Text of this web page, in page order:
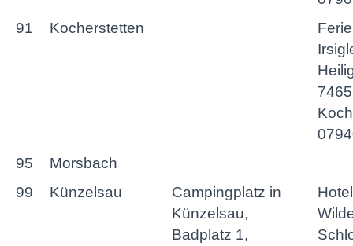
91
Kocherstetten
95
Morsbach
99
Künzelsau
Campingplatz in
Künzelsau,
Badplatz 1,